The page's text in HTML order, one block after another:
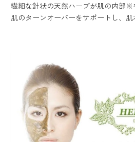
繊細な針状の天然ハーブが肌の内部※
肌のターンオーバーをサポートし、肌